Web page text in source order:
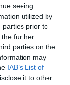
seeing
utilized by
parties prior to
the further
parties on the
may
IAB’s List of
it to other